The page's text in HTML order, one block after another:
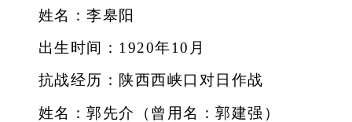
姓名：李皋阳
出生时间：1920年10月
抗战经历：陕西西峡口对日作战
姓名：郭先介（曾用名：郭建强）